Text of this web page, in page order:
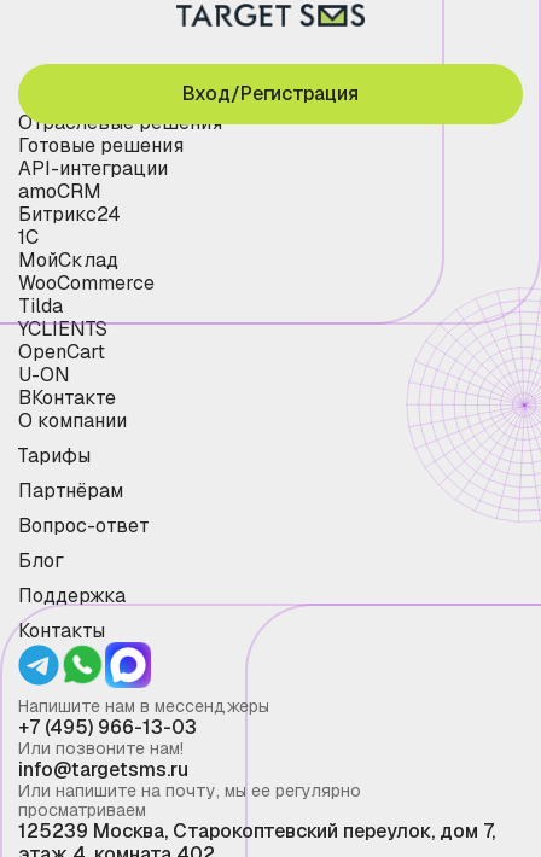
Отраслевые решения
Готовые решения
API-интеграции
amoCRM
Битрикс24
1С
МойСклад
WooCommerce
Tilda
YCLIENTS
OpenCart
U-ON
ВКонтакте
О компании
Тарифы
Партнёрам
Вопрос-ответ
Блог
Поддержка
Контакты
Вход/Регистрация
Напишите нам в мессенджеры
+7 (495) 966-13-03
Или позвоните нам!
info@targetsms.ru
Или напишите на почту, мы ее регулярно
просматриваем
125239 Москва, Старокоптевский переулок, дом 7,